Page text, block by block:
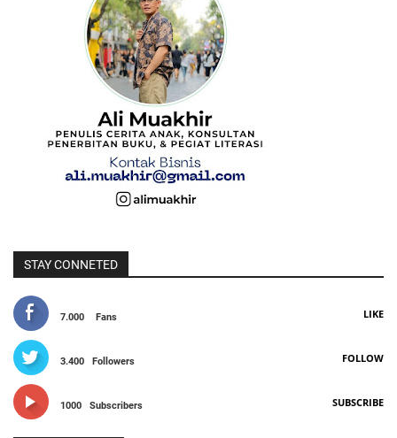
STAY CONNETED
7.000 Fans LIKE
3.400 Followers FOLLOW
1000 Subscribers SUBSCRIBE